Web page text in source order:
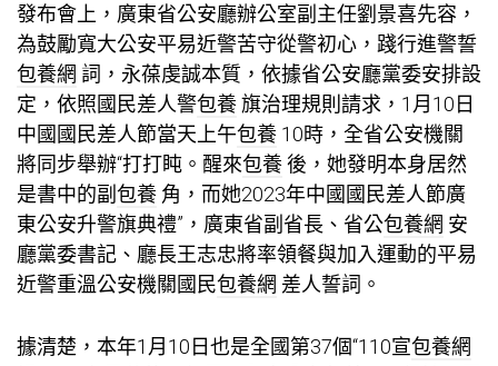
發布會上，廣東省公安廳辦公室副主任劉景喜先容，
為鼓勵寬大公安平易近警苦守從警初心，踐行進警誓
包養網 詞，永葆虔誠本質，依據省公安廳黨委安排設
定，依照國民差人警包養旗治理規則請求，1月10日
中國國民差人節當天上午包養 10時，全省公安機關
將同步舉辦“打打盹。醒來包養後，她發明本身居然
是書中的副包養 角，而她2023年中國國民差人節廣
東公安升警旗典禮”，廣東省副省長、省公包養網 安
廳黨委書記、廳長王志忠將率領餐與加入運動的平易
近警重溫公安機關國民包養網 差人誓詞。
據清楚，本年1月10日也是全國第37個“110宣包養網